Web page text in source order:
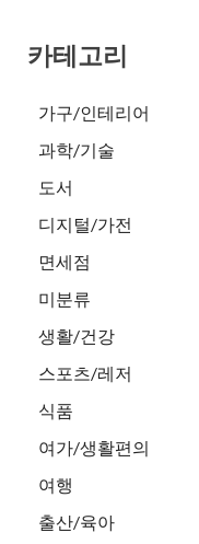
카테고리
가구/인테리어
과학/기술
도서
디지털/가전
면세점
미분류
생활/건강
스포츠/레저
식품
여가/생활편의
여행
출산/육아